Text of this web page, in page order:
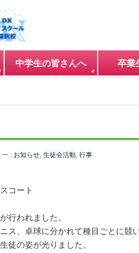
中学生の皆さんへ 卒業
ー : お知らせ 生徒会活動 行事
コート
行われました。
ス、卓球に分かれて種目ごとに競い
徒の姿が光りました。